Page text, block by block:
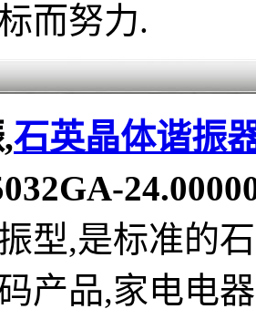
而努力.
石英晶体谐振
型,是标准的
产品,家电电